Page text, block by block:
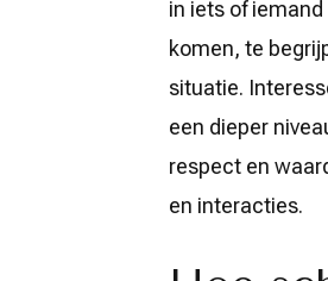
in iets of
komen, te
situatie.
een dieper
respect en
en interacties.